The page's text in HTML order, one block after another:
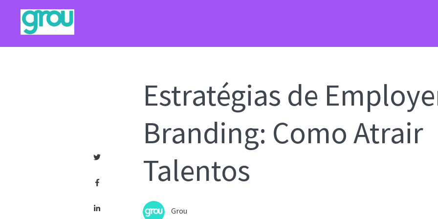
Estratégias de
Branding: Como Atrair
Talentos
Grou